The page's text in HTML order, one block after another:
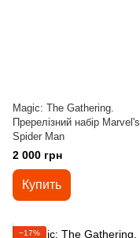
Magic: The Gathering.
Пререлізний набір Marvel's
Spider Man
2 000 грн
Купить
−17%